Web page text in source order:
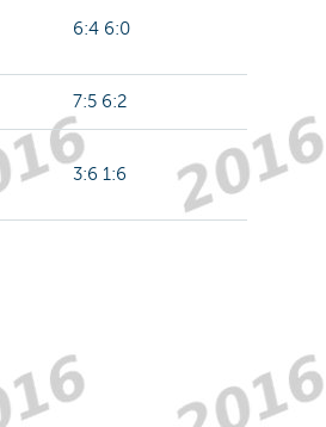
6:4 6:0
7:5 6:2
3:6 1:6